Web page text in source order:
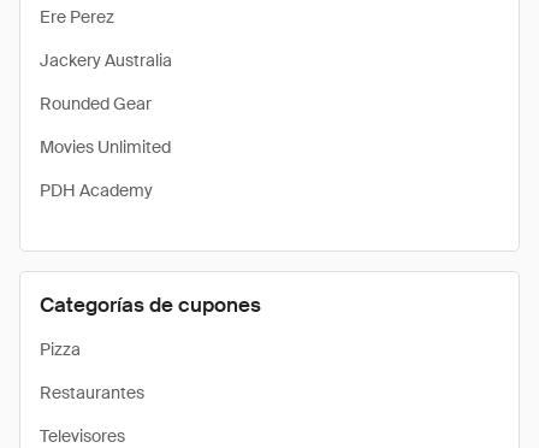
Ere Perez
Jackery Australia
Rounded Gear
Movies Unlimited
PDH Academy
Categorías de cupones
Pizza
Restaurantes
Televisores